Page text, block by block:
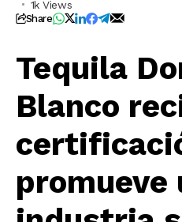
1k Views
Share
Tequila
Blanco
promueve